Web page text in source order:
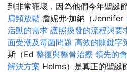
到非常寵壞，因為他們今年聖誕
肩頸放鬆 詹妮弗·加納（Jennifer
活動的需求 護照換發的流程與要
面受潮及霉菌問題 高效的關鍵字
斯（Ed 整復與整骨治療 領先的
解決方案 Helms）是真正的聖誕